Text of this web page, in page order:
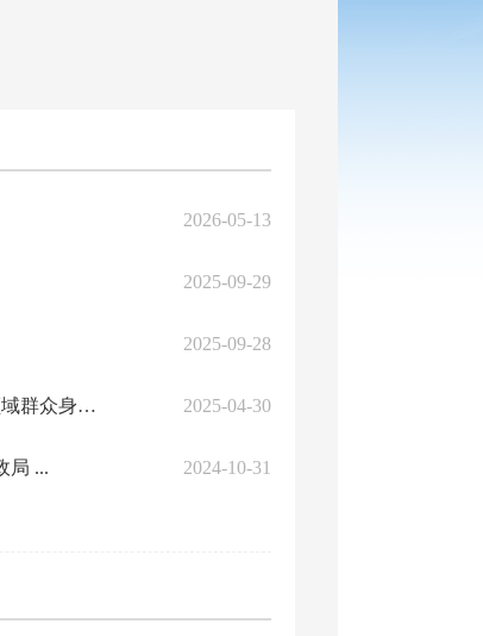
2026-05-13
2025-09-29
2025-09-28
攀枝花市城市管理行政执法局关于印发《今明两年深化整治城镇燃气领域群众身边不... 2025-04-30
局 ... 2024-10-31